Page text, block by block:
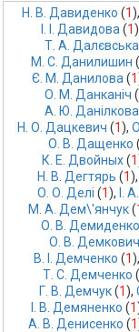
Н. В. Давиденко (1),
І. І. Давидова (1
Т. А. Далєвська
М. С. Данилишин (
Є. М. Данилова (1
О. М. Данканіч (
А. Ю. Данілкова
Н. О. Дацкевич (1),
О. В. Дащенко (
К. Е. Двойных (1
Н. В. Дегтярь (1),
О. О. Делі (1), І.
М. А. Дем\'янчук (
О. В. Демиденко
О. В. Демкович
В. І. Демченко (1),
Т. С. Демченко (
Г. В. Демчук (1),
І. В. Демяненко (1
А. В. Денисенко (1